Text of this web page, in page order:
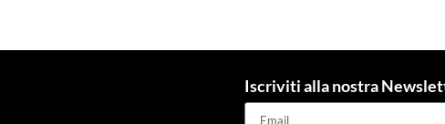
Iscriviti alla nostra